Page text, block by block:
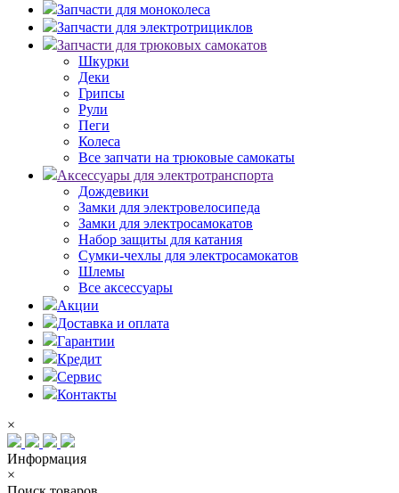
Запчасти для моноколеса
Запчасти для электротрициклов
Запчасти для трюковых самокатов
Шкурки
Деки
Грипсы
Рули
Пеги
Колеса
Все запчати на трюковые самокаты
Аксессуары для электротранспорта
Дождевики
Замки для электровелосипеда
Замки для электросамокатов
Набор защиты для катания
Сумки-чехлы для электросамокатов
Шлемы
Все аксессуары
Акции
Доставка и оплата
Гарантии
Кредит
Сервис
Контакты
×
Информация
×